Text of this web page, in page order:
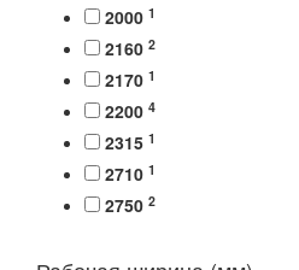
2000 1
2160 2
2170 1
2200 4
2315 1
2710 1
2750 2